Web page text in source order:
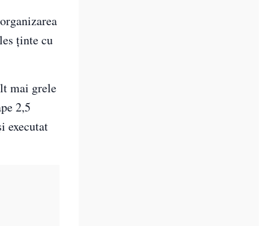
ținte cu
mai grele
2,5
executat